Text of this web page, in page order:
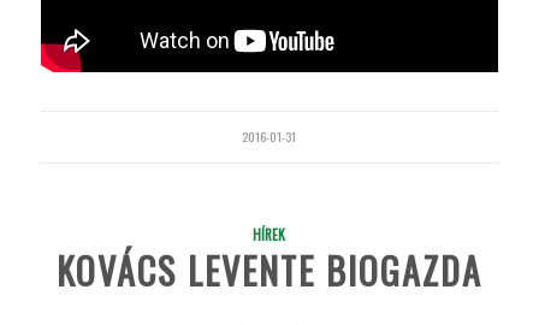
2016-01-31
HÍREK
KOVÁCS LEVENTE BIOGAZDA